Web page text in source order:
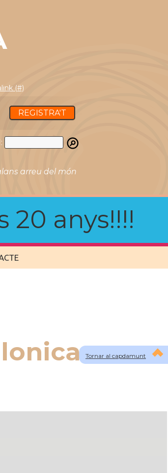
(#)
REGISTRA'T
arreu del món
20 anys!!!!
Tornar al capdamunt